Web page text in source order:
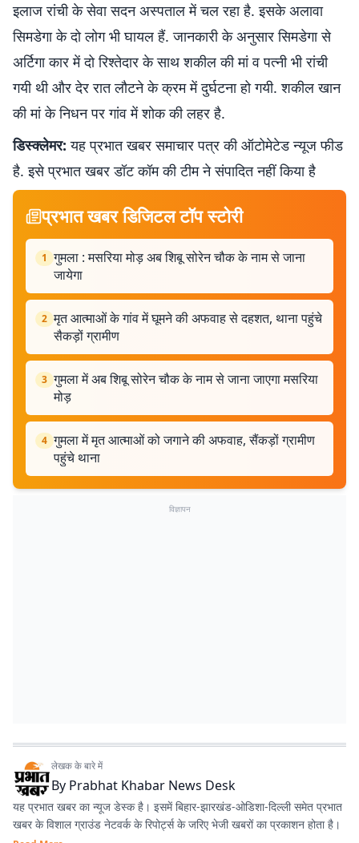
इलाज रांची के सेवा सदन अस्पताल में चल रहा है. इसके अलावा
सिमडेगा के दो लोग भी घायल हैं. जानकारी के अनुसार सिमडेगा से
अर्टिगा कार में दो रिश्तेदार के साथ शकील की मां व पत्नी भी रांची
गयी थी और देर रात लौटने के क्रम में दुर्घटना हो गयी. शकील खान
की मां के निधन पर गांव में शोक की लहर है.
डिस्क्लेमर: यह प्रभात खबर समाचार पत्र की ऑटोमेटेड न्यूज फीड
है. इसे प्रभात खबर डॉट कॉम की टीम ने संपादित नहीं किया है
प्रभात खबर डिजिटल टॉप स्टोरी
1 गुमला : मसरिया मोड़ अब शिबू सोरेन चौक के नाम से जाना
जायेगा
2 मृत आत्माओं के गांव में घूमने की अफवाह से दहशत, थाना पहुंचे
सैकड़ों ग्रामीण
3 गुमला में अब शिबू सोरेन चौक के नाम से जाना जाएगा मसरिया
मोड़
4 गुमला में मृत आत्माओं को जगाने की अफवाह, सैंकड़ों ग्रामीण
पहुंचे थाना
विज्ञापन
लेखक के बारे में
By Prabhat Khabar News Desk
यह प्रभात खबर का न्यूज डेस्क है। इसमें बिहार-झारखंड-ओडिशा-दिल्‍ली समेत प्रभात
खबर के विशाल ग्राउंड नेटवर्क के रिपोर्ट्स के जरिए भेजी खबरों का प्रकाशन होता है।